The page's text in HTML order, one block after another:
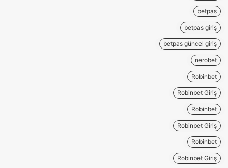
betpas
betpas giriş
betpas güncel giriş
nerobet
Robinbet
Robinbet Giriş
Robinbet
Robinbet Giriş
Robinbet
Robinbet Giriş